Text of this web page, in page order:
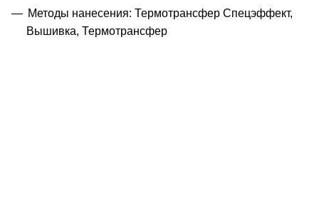
Методы нанесения: Термотрансфер Спецэффект,
Вышивка, Термотрансфер